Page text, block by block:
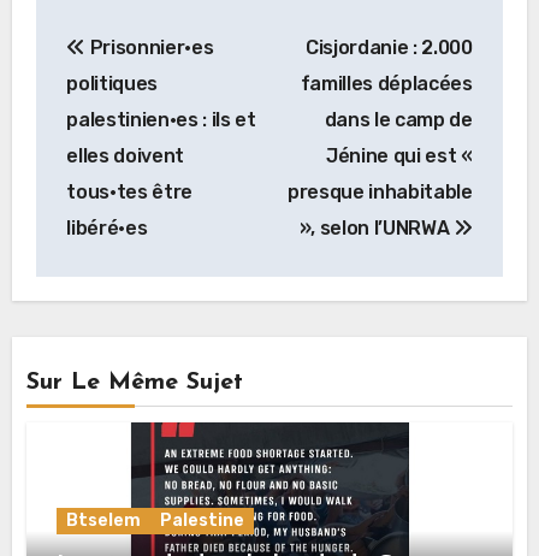
de
l’article
Prisonnier·es
politiques
palestinien·es : ils et
elles doivent
tous·tes être
libéré·es
Cisjordanie : 2.000
familles déplacées
dans le camp de
Jénine qui est «
presque inhabitable
», selon l’UNRWA
Sur Le Même Sujet
Btselem Palestine